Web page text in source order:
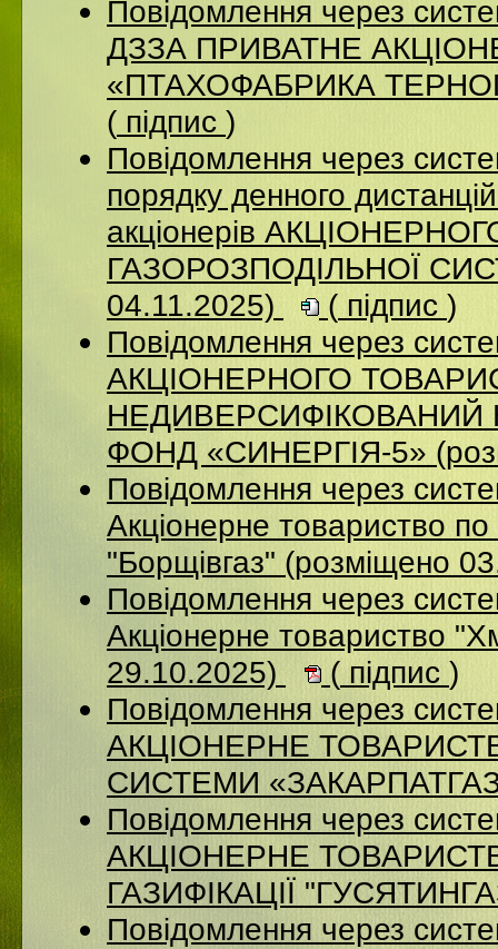
Повідомлення через
ДЗЗА ПРИВАТНЕ
«ПТАХОФАБРИКА
( підпис )
Повідомлення через
порядку денного
акціонерів
ГАЗОРОЗПОДІЛЬНОЇ
04.11.2025)
( підпис )
Повідомлення через
АКЦІОНЕРНОГО
НЕДИВЕРСИФІКОВАНИЙ
ФОНД «СИНЕРГІЯ-5»
Повідомлення через
Акцiонерне товариство по
"Борщiвгаз" (розміщено
Повідомлення через
Акціонерне товариство
29.10.2025)
( підпис )
Повідомлення через
АКЦІОНЕРНЕ
СИСТЕМИ
Повідомлення через
АКЦІОНЕРНЕ
ГАЗИФІКАЦІЇ
Повідомлення через